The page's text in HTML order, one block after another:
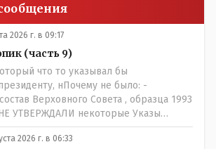
2026 г. в 09:17
(часть 9)
что то указывал бы
нПочему не было: -
Верховного Совета , образца 1993
НЕ УТВЕРЖДАЛИ некоторые Указы
в части выборов и перевыборов и
внутренней политики, и тогда
2026 г. в 06:33